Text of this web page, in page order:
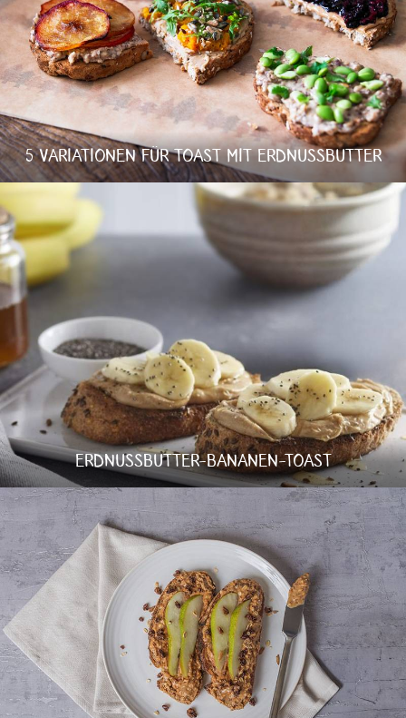
5 VARIATIONEN FÜR TOAST MIT ERDNUSSBUTTER
ERDNUSSBUTTER-BANANEN-TOAST